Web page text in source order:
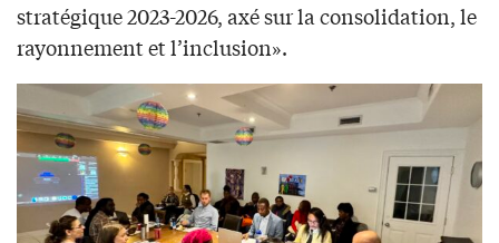
stratégique 2023-2026, axé sur la consolidation, le
rayonnement et l’inclusion».